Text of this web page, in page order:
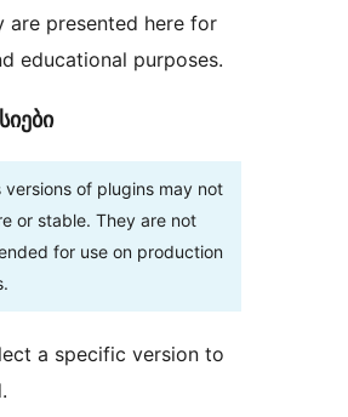
are presented here for
educational purposes.
versions of plugins may not
or stable. They are not
for use on production
a specific version to